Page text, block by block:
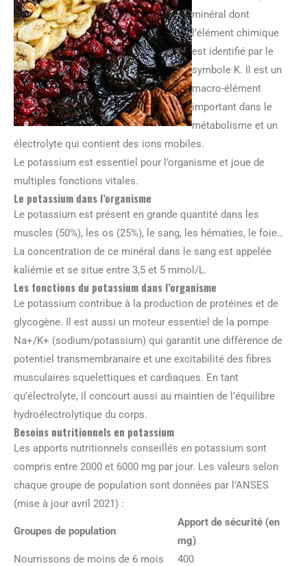
minéral dont
l’élément chimique
est identifié par le
symbole K. Il est un
macro-élément
important dans le
métabolisme et un
électrolyte qui contient des ions mobiles.
Le potassium est essentiel pour l’organisme et joue de
multiples fonctions vitales.
Le potassium dans l’organisme
Le potassium est présent en grande quantité dans les
muscles (50%), les os (25%), le sang, les hématies, le foie…
La concentration de ce minéral dans le sang est appelée
kaliémie et se situe entre 3,5 et 5 mmol/L.
Les fonctions du potassium dans l’organisme
Le potassium contribue à la production de protéines et de
glycogène. Il est aussi un moteur essentiel de la pompe
Na+/K+ (sodium/potassium) qui garantit une différence de
potentiel transmembranaire et une excitabilité des fibres
musculaires squelettiques et cardiaques. En tant
qu’électrolyte, il concourt aussi au maintien de l’équilibre
hydroélectrolytique du corps.
Besoins nutritionnels en potassium
Les apports nutritionnels conseillés en potassium sont
compris entre 2000 et 6000 mg par jour. Les valeurs selon
chaque groupe de population sont données par l’ANSES
(mise à jour avril 2021) :
Groupes de population
Apport de sécurité (en
mg)
Nourrissons de moins de 6 mois
400